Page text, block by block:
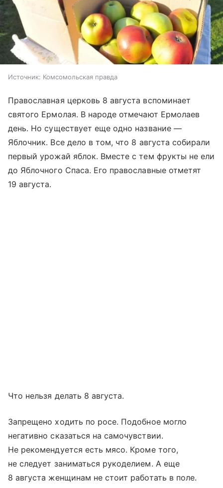
Источник: Комсомольская правда
Православная церковь 8 августа вспоминает
святого Ермолая. В народе отмечают Ермолаев
день. Но существует еще одно название —
Яблочник. Все дело в том, что 8 августа собирали
первый урожай яблок. Вместе с тем фрукты не ели
до Яблочного Спаса. Его православные отметят
19 августа.
Что нельзя делать 8 августа.
Запрещено ходить по росе. Подобное могло
негативно сказаться на самочувствии.
Не рекомендуется есть мясо. Кроме того,
не следует заниматься рукоделием. А еще
8 августа женщинам не стоит работать в поле.